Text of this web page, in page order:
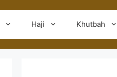
Haji Khutbah